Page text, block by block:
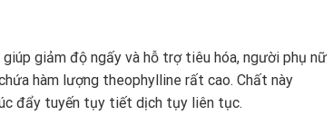
giảm độ ngấy và hỗ trợ tiêu hóa, người phụ nữ
hàm lượng theophylline rất cao. Chất này
đẩy tuyến tụy tiết dịch tụy liên tục.